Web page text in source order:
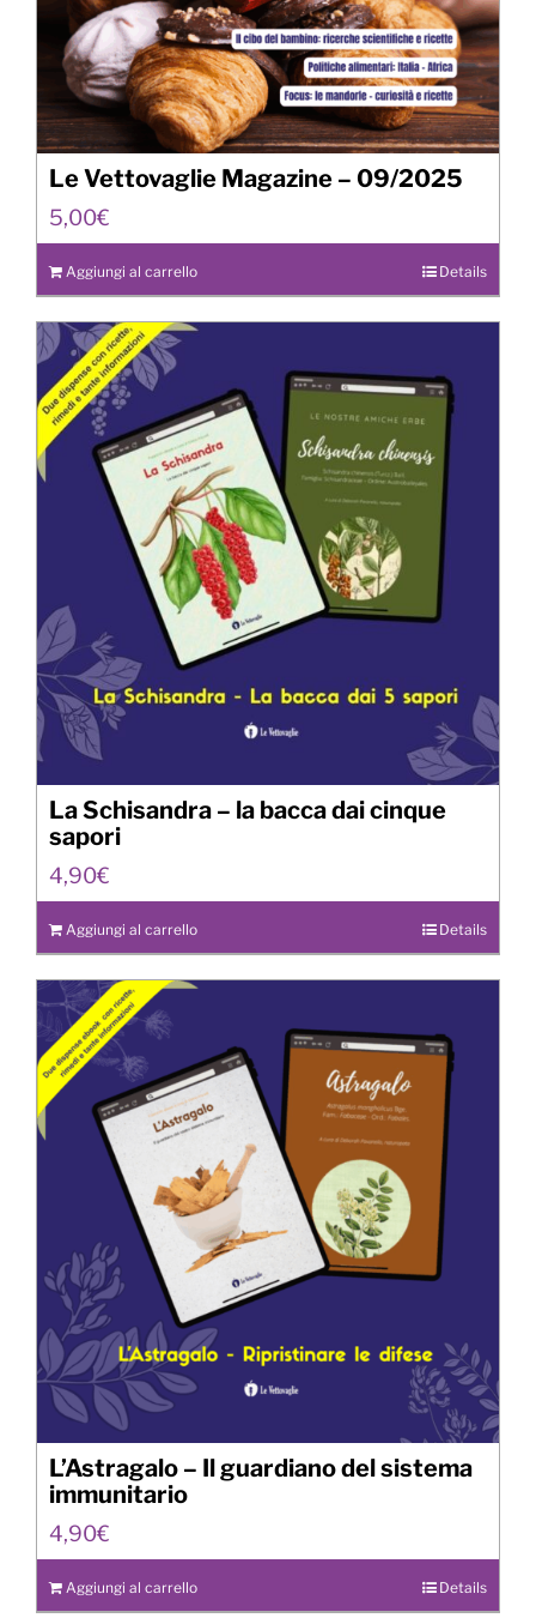
Le Vettovaglie Magazine – 09/2025
5,00€
Aggiungi al carrello Details
La Schisandra – la bacca dai cinque
sapori
4,90€
Aggiungi al carrello Details
L’Astragalo – Il guardiano del sistema
immunitario
4,90€
Aggiungi al carrello Details